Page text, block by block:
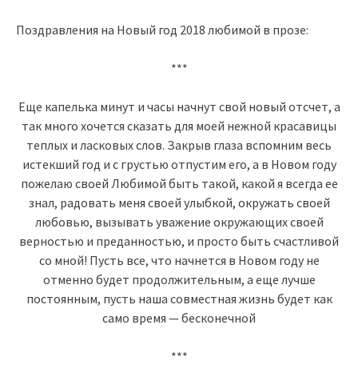
Поздравления на Новый год 2018 любимой в прозе:
***
Еще капелька минут и часы начнут свой новый отсчет, а
так много хочется сказать для моей нежной красавицы
теплых и ласковых слов. Закрыв глаза вспомним весь
истекший год и с грустью отпустим его, а в Новом году
пожелаю своей Любимой быть такой, какой я всегда ее
знал, радовать меня своей улыбкой, окружать своей
любовью, вызывать уважение окружающих своей
верностью и преданностью, и просто быть счастливой
со мной! Пусть все, что начнется в Новом году не
отменно будет продолжительным, а еще лучше
постоянным, пусть наша совместная жизнь будет как
само время — бесконечной
***